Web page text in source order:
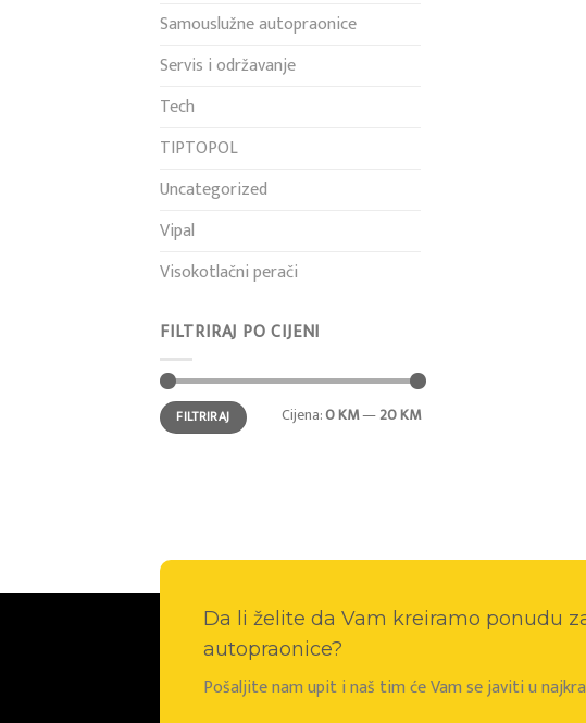
Samouslužne autopraonice
Servis i održavanje
Tech
TIPTOPOL
Uncategorized
Vipal
Visokotlačni perači
FILTRIRAJ PO CIJENI
Min
cijena
Maks
cijenaFILTRIRAJ Cijena:0 KM—20 KM
Da li želite da Vam kreiramo ponudu
autopraonice?
Pošaljite nam upit i naš tim će Vam se javiti u